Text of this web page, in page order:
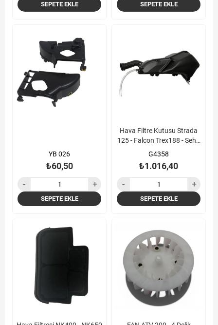
SEPETE EKLE SEPETE EKLE
YB 026
₺60,50
SEPETE EKLE
Hava Filtre Kutusu Strada
125 - Falcon Trex188 - Seha
125-150
G4358
₺1.016,40
SEPETE EKLE